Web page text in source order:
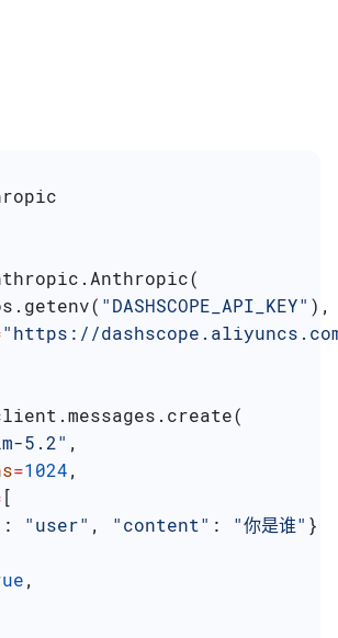
"DASHSCOPE_API_KEY" ),
"https://
5.2" ,
=1024,
[
: "user" , "content" : "你是谁" }
,